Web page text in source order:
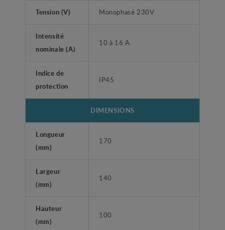
Tension (V) Monophasé 230V
Intensité
nominale (A)
10 à 16 A
Indice de
protection
IP45
DIMENSIONS
Longueur
(mm)
170
Largeur
(mm)
140
Hauteur
(mm)
100